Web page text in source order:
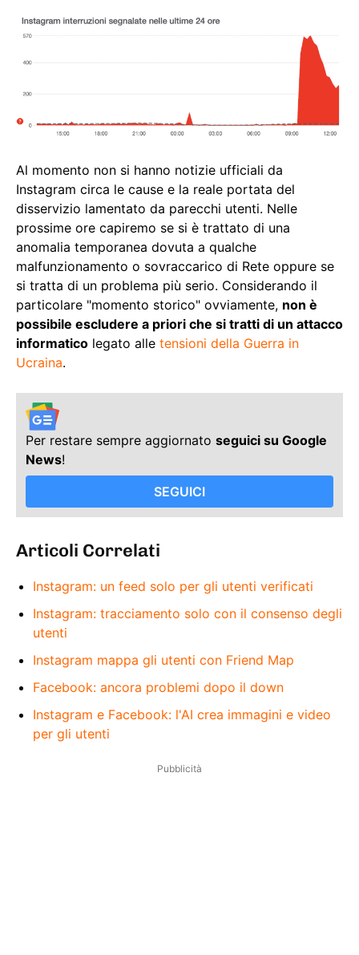
Al momento non si hanno notizie ufficiali da
Instagram circa le cause e la reale portata del
disservizio lamentato da parecchi utenti. Nelle
prossime ore capiremo se si è trattato di una
anomalia temporanea dovuta a qualche
malfunzionamento o sovraccarico di Rete oppure se
si tratta di un problema più serio. Considerando il
particolare "momento storico" ovviamente, non è
possibile escludere a priori che si tratti di un attacco
informatico legato alle tensioni della Guerra in
Ucraina.
Per restare sempre aggiornato seguici su Google
News!
SEGUICI
Articoli Correlati
Instagram: un feed solo per gli utenti verificati
Instagram: tracciamento solo con il consenso degli
utenti
Instagram mappa gli utenti con Friend Map
Facebook: ancora problemi dopo il down
Instagram e Facebook: l'AI crea immagini e video
per gli utenti
Pubblicità